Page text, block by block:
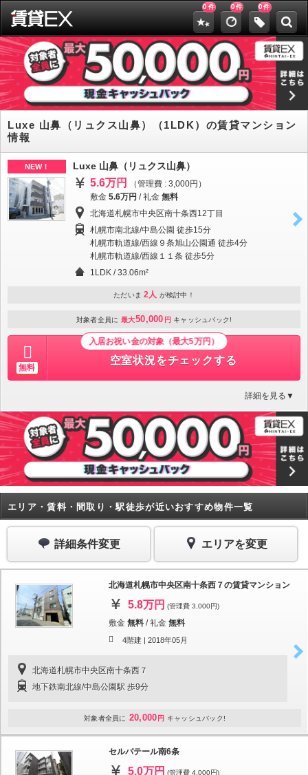
0 件 0件 0件
Luxe 山鼻（リュクス山鼻）（1LDK）の賃貸マンション
情報
NEW！ Luxe 山鼻（リュクス山鼻）
5.6万円
（管理費 : 3,000円）
敷金 5.6万円 /礼金 無料
北海道札幌市中央区南十条西12丁目
札幌市南北線/中島公園 徒歩15分
札幌市軌道線/西線９条旭山公園通 徒歩4分
札幌市軌道線/西線１１条 徒歩5分
1LDK / 33.06m²
ただいま 2人 が検討中！
対象者全員に 最大50,000 円 キャッシュバック!
無料
入居お祝い金の対象（最大5万円）
空室状況をチェックする
詳細を見る▼
エリア・賃料・間取り・駅徒歩が近いおすすめ物件一覧
詳細条件変更 エリアを変更
北海道札幌市中央区南十条西７の賃貸マンション
5.8万円 (管理費 3,000円)
敷金 無料 /礼金 無料
4階建 | 2018年05月
北海道札幌市中央区南十条西７
地下鉄南北線/中島公園駅 歩9分
対象者全員に 20,000 円 キャッシュバック!
セルバテール南6条
5.0万円 (管理費 4,000円)